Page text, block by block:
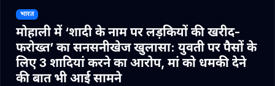
भारत
मोहाली में ‘शादी के नाम पर लड़कियों की खरीद-
फरोख्त’ का सनसनीखेज खुलासा: युवती पर पैसों के
लिए 3 शादियां करने का आरोप, मां को धमकी देने
की बात भी आई सामने